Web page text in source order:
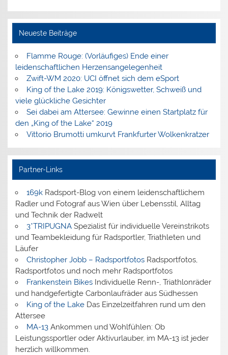
Neueste Beiträge
Flamme Rouge: (Vorläufiges) Ende einer
leidenschaftlichen Herzensangelegenheit
Zwift-WM 2020: UCI öffnet sich dem eSport
King of the Lake 2019: Königswetter, Schweiß und
viele glückliche Gesichter
Sei dabei am Attersee: Gewinne einen Startplatz für
den „King of the Lake“ 2019
Vittorio Brumotti umkurvt Frankfurter Wolkenkratzer
Partner-Links
169kRadsport-Blog von einem leidenschaftlichem
Radler und Fotograf aus Wien über Lebensstil, Alltag
und Technik der Radwelt
3*TRIPUGNASpezialist für individuelle Vereinstrikots
und Teambekleidung für Radsportler, Triathleten und
Läufer
Christopher Jobb – RadsportfotosRadsportfotos,
Radsportfotos und noch mehr Radsportfotos
Frankenstein BikesIndividuelle Renn-, Triathlonräder
und handgefertigte Carbonlaufräder aus Südhessen
King of the LakeDas Einzelzeitfahren rund um den
Attersee
MA-13Ankommen und Wohlfühlen: Ob
Leistungssportler oder Aktivurlauber, im MA-13 ist jeder
herzlich willkommen.